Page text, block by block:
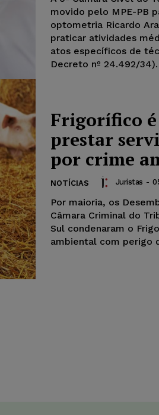
movido pelo MPE-PB
optometria Ricardo
praticar atividades
atos específicos de
Decreto nº 24.492/34).
Frigorífico
prestar
por crime
NOTÍCIAS Juristas -
Por maioria, os
Câmara Criminal do
Sul condenaram o
ambiental com perigo